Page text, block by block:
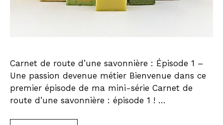
Carnet de route d’une savonnière : Épisode 1 –
Une passion devenue métier Bienvenue dans ce
premier épisode de ma mini-série Carnet de
route d’une savonnière : épisode 1 ! …